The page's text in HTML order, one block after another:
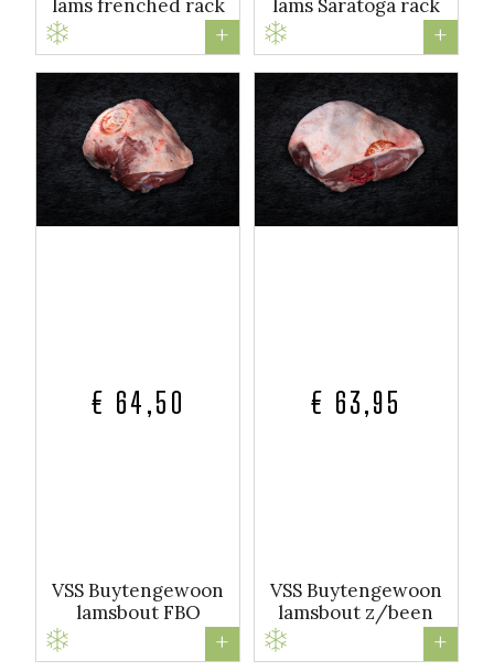
lams frenched rack
+
lams Saratoga rack
+
€ 64,50
VSS Buytengewoon
lamsbout FBO
+
€ 63,95
VSS Buytengewoon
lamsbout z/been
+